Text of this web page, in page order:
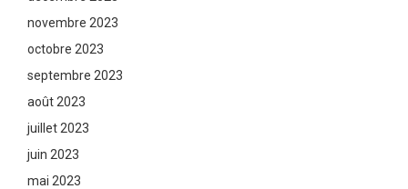
novembre 2023
octobre 2023
septembre 2023
août 2023
juillet 2023
juin 2023
mai 2023